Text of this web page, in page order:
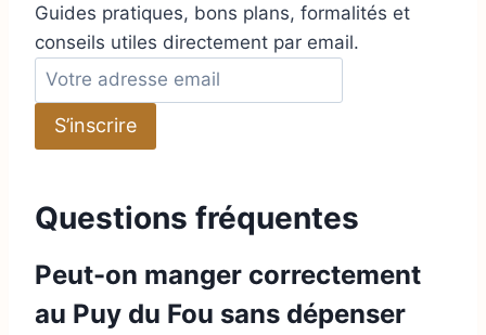
Guides pratiques, bons plans, formalités et
conseils utiles directement par email.
A
d
s
e
m
S’inscrire
Questions fréquentes
Peut-on manger correctement
au Puy du Fou sans dépenser